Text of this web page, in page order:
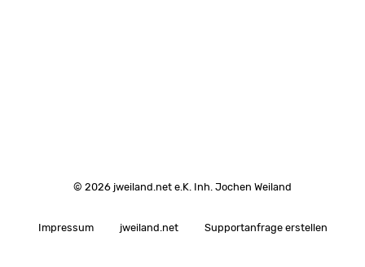
© 2026 jweiland.net e.K. Inh. Jochen Weiland
Impressum jweiland.net Supportanfrage erstellen